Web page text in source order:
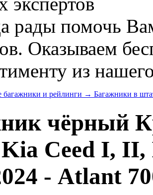
рады помочь
Оказываем
из
багажники и рейлинги → Багажники в
чёрный
Ceed I, II,
- Atlant